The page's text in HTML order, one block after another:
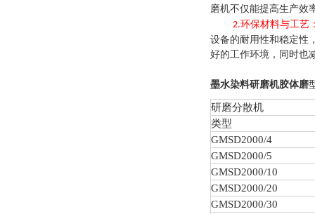
磨机不仅能提高生产效
2.环保材料与工艺
设备的耐用性和稳定性
好的工作环境，同时也
墨水染料研磨机胶体磨
研磨分散机
类型
GMSD2000/4
GMSD2000/5
GMSD2000/10
GMSD2000/20
GMSD2000/30